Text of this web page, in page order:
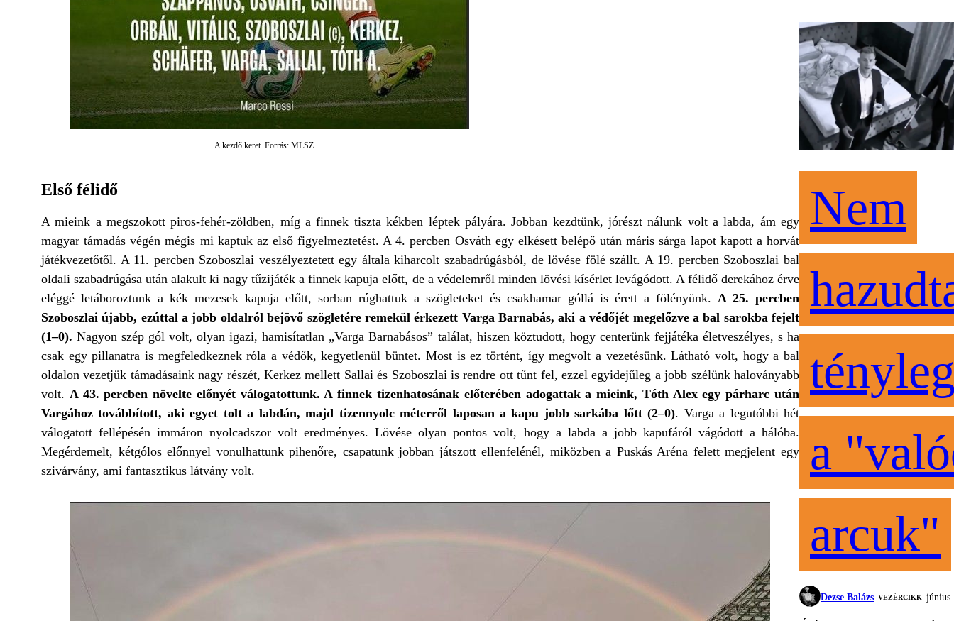
A kezdő keret. Forrás: MLSZ
Első félidő
A mieink a megszokott piros-fehér-zöldben, míg a finnek tiszta kékben léptek pályára. Jobban kezdtünk, jórészt nálunk volt a labda, ám egy
magyar támadás végén mégis mi kaptuk az első figyelmeztetést. A 4. percben Osváth egy elkésett belépő után máris sárga lapot kapott a horvát
játékvezetőtől. A 11. percben Szoboszlai veszélyeztetett egy általa kiharcolt szabadrúgásból, de lövése fölé szállt. A 19. percben Szoboszlai bal
oldali szabadrúgása után alakult ki nagy tűzijáték a finnek kapuja előtt, de a védelemről minden lövési kísérlet levágódott. A félidő derekához érve
eléggé letáboroztunk a kék mezesek kapuja előtt, sorban rúghattuk a szögleteket és csakhamar góllá is érett a fölényünk. A 25. percben
Szoboszlai újabb, ezúttal a jobb oldalról bejövő szögletére remekül érkezett Varga Barnabás, aki a védőjét megelőzve a bal sarokba fejelt
(1–0). Nagyon szép gól volt, olyan igazi, hamisítatlan „Varga Barnabásos” találat, hiszen köztudott, hogy centerünk fejjátéka életveszélyes, s ha
csak egy pillanatra is megfeledkeznek róla a védők, kegyetlenül büntet. Most is ez történt, így megvolt a vezetésünk. Látható volt, hogy a bal
oldalon vezetjük támadásaink nagy részét, Kerkez mellett Sallai és Szoboszlai is rendre ott tűnt fel, ezzel egyidejűleg a jobb szélünk haloványabb
volt. A 43. percben növelte előnyét válogatottunk. A finnek tizenhatosának előterében adogattak a mieink, Tóth Alex egy párharc után
Vargához továbbított, aki egyet tolt a labdán, majd tizennyolc méterről laposan a kapu jobb sarkába lőtt (2–0). Varga a legutóbbi hét
válogatott fellépésén immáron nyolcadszor volt eredményes. Lövése olyan pontos volt, hogy a labda a jobb kapufáról vágódott a hálóba.
Megérdemelt, kétgólos előnnyel vonulhattunk pihenőre, csapatunk jobban játszott ellenfelénél, miközben a Puskás Aréna felett megjelent egy
szivárvány, ami fantasztikus látvány volt.
Nem
a
arcuk"
Dezse Balázs VEZÉRCIKK június